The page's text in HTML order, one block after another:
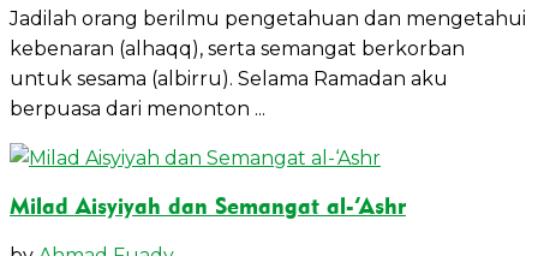
Jadilah orang berilmu pengetahuan dan mengetahui
kebenaran (alhaqq), serta semangat berkorban
untuk sesama (albirru). Selama Ramadan aku
berpuasa dari menonton ...
Milad Aisyiyah dan Semangat al-‘Ashr